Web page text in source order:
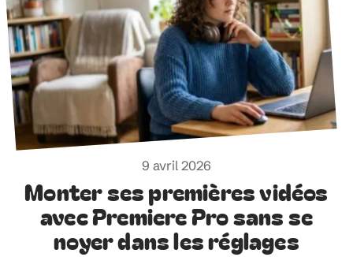
9 avril 2026
Monter ses premières vidéos
avec Premiere Pro sans se
noyer dans les réglages